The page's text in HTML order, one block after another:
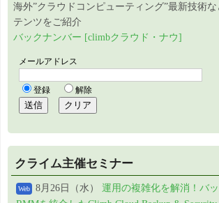
海外”クラウドコンピューティング”最新技術
テンツをご紹介
バックナンバー [climbクラウド・ナウ]
クライム主催セミナー
Web 8月26日（水） 運用の複雑化を解消！バ